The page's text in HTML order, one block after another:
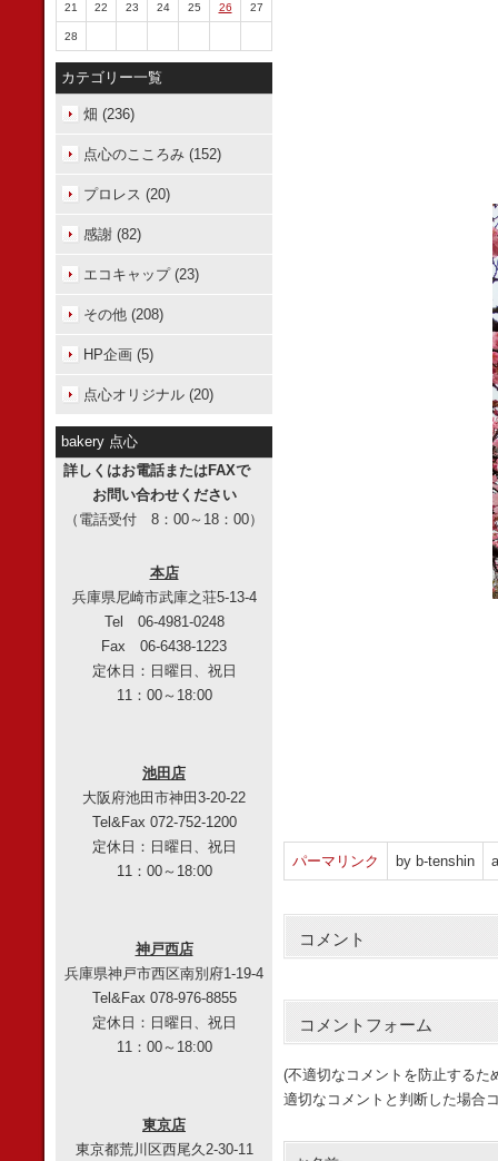
パーマリンク by b-tenshin
コメント
コメントフォーム
(不適切なコメントを防止するた
適切なコメントと判断した場合
21 22 23 24 25 26 27
28
カテゴリー一覧
畑 (236)
点心のこころみ (152)
プロレス (20)
感謝 (82)
エコキャップ (23)
その他 (208)
HP企画 (5)
点心オリジナル (20)
bakery 点心
詳しくはお電話またはFAXで
お問い合わせください
（電話受付 8：00～18：00）
本店
兵庫県尼崎市武庫之荘5-13-4
Tel 06-4981-0248
Fax 06-6438-1223
定休日：日曜日、祝日
11：00～18:00
池田店
大阪府池田市神田3-20-22
Tel&Fax 072-752-1200
定休日：日曜日、祝日
11：00～18:00
神戸西店
兵庫県神戸市西区南別府1-19-4
Tel&Fax 078-976-8855
定休日：日曜日、祝日
11：00～18:00
東京店
東京都荒川区西尾久2-30-11